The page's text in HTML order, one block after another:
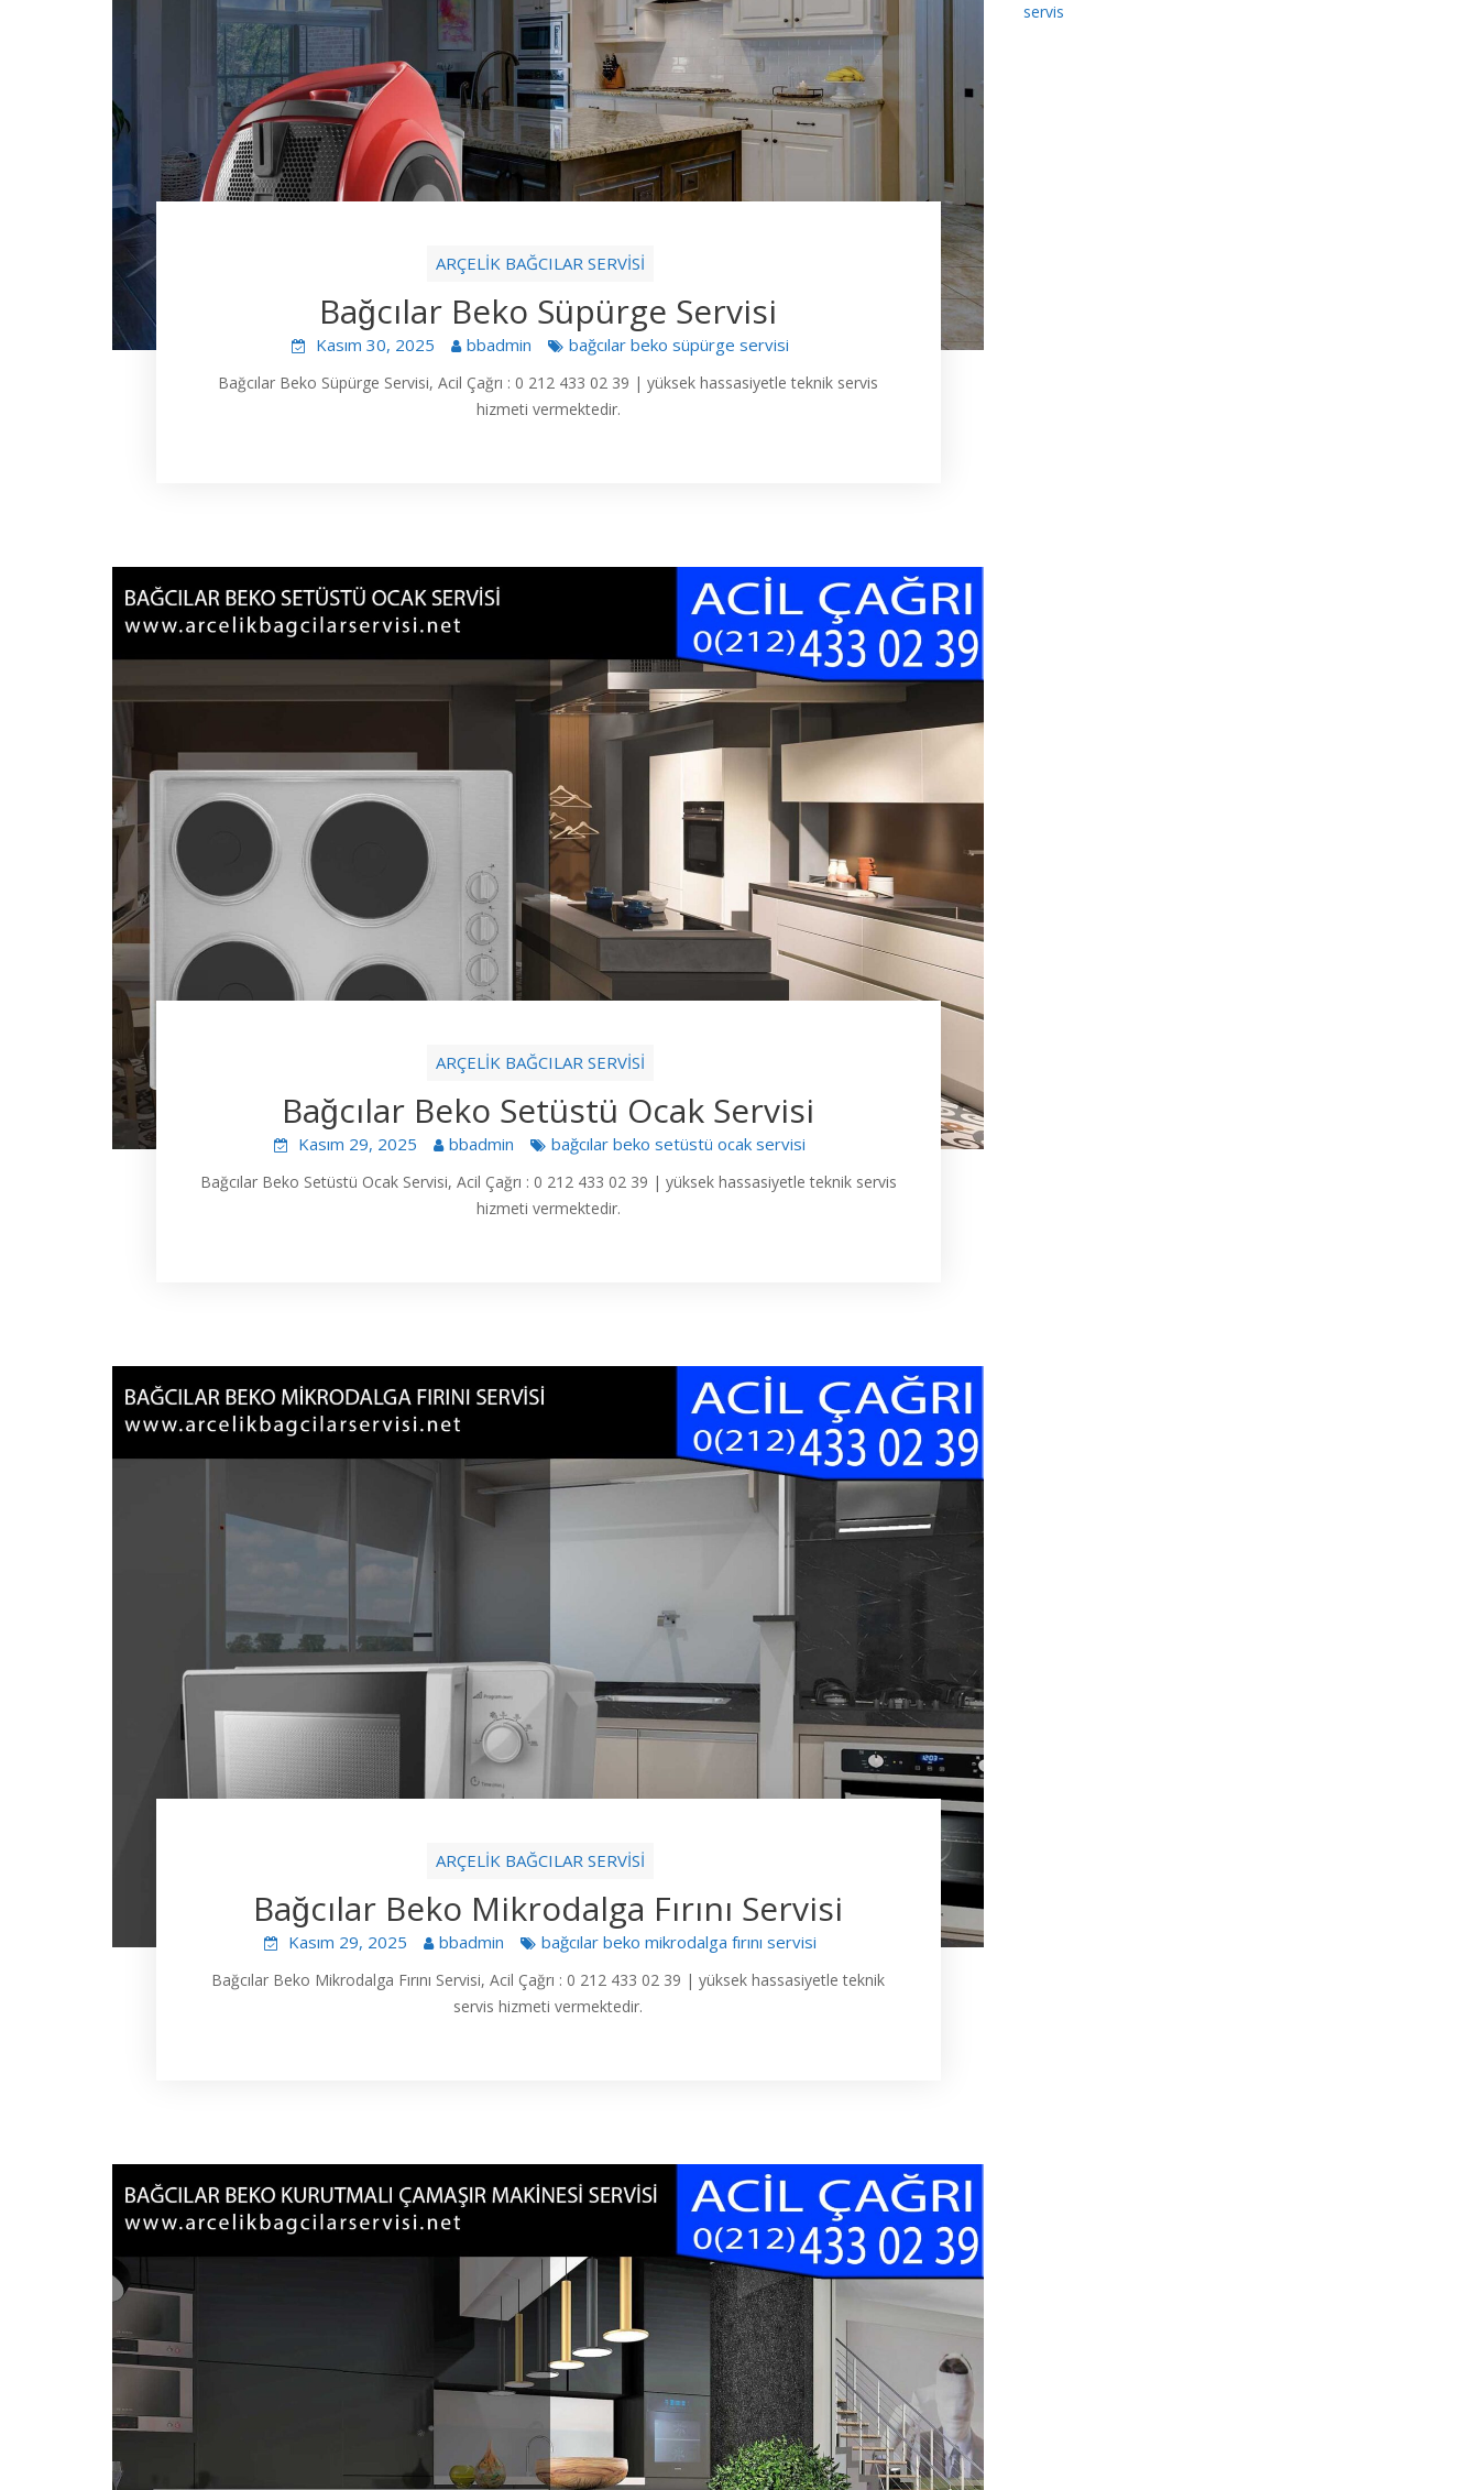
ARÇELİK BAĞCILAR SERVİSİ
Bağcılar Beko Süpürge Servisi
Kasım 30, 2025 bbadmin bağcılar beko süpürge servisi
Bağcılar Beko Süpürge Servisi, Acil Çağrı : 0 212 433 02 39 | yüksek hassasiyetle teknik servis
hizmeti vermektedir.
ARÇELİK BAĞCILAR SERVİSİ
Bağcılar Beko Setüstü Ocak Servisi
Kasım 29, 2025 bbadmin bağcılar beko setüstü ocak servisi
Bağcılar Beko Setüstü Ocak Servisi, Acil Çağrı : 0 212 433 02 39 | yüksek hassasiyetle teknik servis
hizmeti vermektedir.
ARÇELİK BAĞCILAR SERVİSİ
Bağcılar Beko Mikrodalga Fırını Servisi
Kasım 29, 2025 bbadmin bağcılar beko mikrodalga fırını servisi
Bağcılar Beko Mikrodalga Fırını Servisi, Acil Çağrı : 0 212 433 02 39 | yüksek hassasiyetle teknik
servis hizmeti vermektedir.
servis